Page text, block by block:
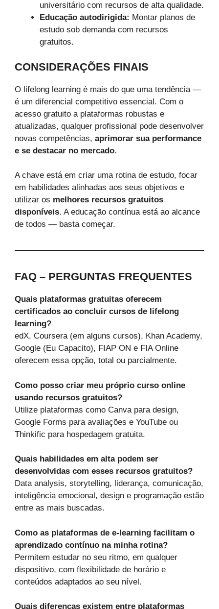
universitário com recursos de alta qualidade.
Educação autodirigida: Montar planos de
estudo sob demanda com recursos
gratuitos.
CONSIDERAÇÕES FINAIS
O lifelong learning é mais do que uma tendência —
é um diferencial competitivo essencial. Com o
acesso gratuito a plataformas robustas e
atualizadas, qualquer profissional pode desenvolver
novas competências, aprimorar sua performance
e se destacar no mercado.
A chave está em criar uma rotina de estudo, focar
em habilidades alinhadas aos seus objetivos e
utilizar os melhores recursos gratuitos
disponíveis. A educação contínua está ao alcance
de todos — basta começar.
FAQ – PERGUNTAS FREQUENTES
Quais plataformas gratuitas oferecem
certificados ao concluir cursos de lifelong
learning?
edX, Coursera (em alguns cursos), Khan Academy,
Google (Eu Capacito), FIAP ON e FIA Online
oferecem essa opção, total ou parcialmente.
Como posso criar meu próprio curso online
usando recursos gratuitos?
Utilize plataformas como Canva para design,
Google Forms para avaliações e YouTube ou
Thinkific para hospedagem gratuita.
Quais habilidades em alta podem ser
desenvolvidas com esses recursos gratuitos?
Data analysis, storytelling, liderança, comunicação,
inteligência emocional, design e programação estão
entre as mais buscadas.
Como as plataformas de e-learning facilitam o
aprendizado contínuo na minha rotina?
Permitem estudar no seu ritmo, em qualquer
dispositivo, com flexibilidade de horário e
conteúdos adaptados ao seu nível.
Quais diferenças existem entre plataformas